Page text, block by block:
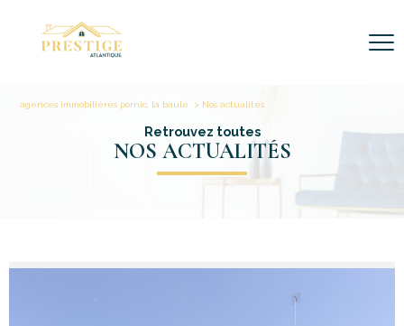
agences immobilières pornic, la baule Nos actualites
Retrouvez toutes
NOS ACTUALITÉS